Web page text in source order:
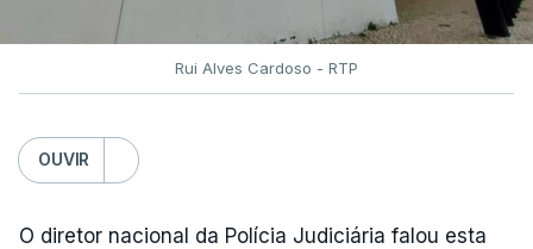
Rui Alves Cardoso - RTP
OUVIR
O diretor nacional da Polícia Judiciária falou esta